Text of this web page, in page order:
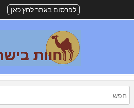
לפרסום באתר לחץ כאן